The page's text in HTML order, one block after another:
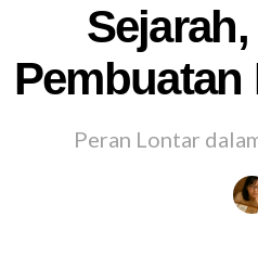
Peran Lontar